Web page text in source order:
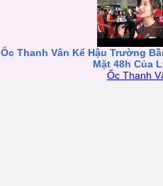
Ốc Thanh Vân Kể Hậu Trường
Mặt 48h Của
Ốc Thanh